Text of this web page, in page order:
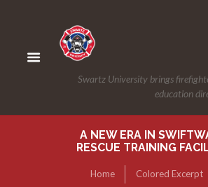
Swartz University brings
education
A NEW ERA IN
RESCUE TRAINING
Home
Colored Excerpt